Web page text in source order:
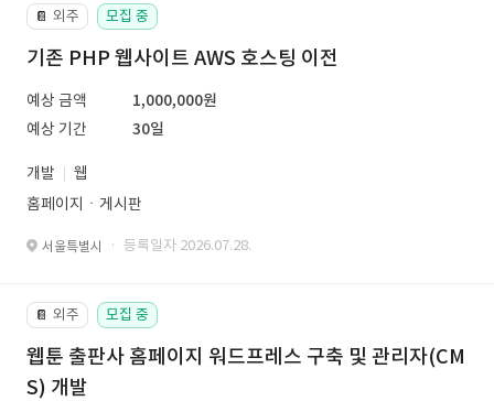
📔 외주 모집 중
기존 PHP 웹사이트 AWS 호스팅 이전
예상 금액
1,000,000원
예상 기간
30일
개발
웹
홈페이지ㆍ게시판
서울특별시 · 등록일자 2026.07.28.
📔 외주 모집 중
웹툰 출판사 홈페이지 워드프레스 구축 및 관리자(CM
S) 개발